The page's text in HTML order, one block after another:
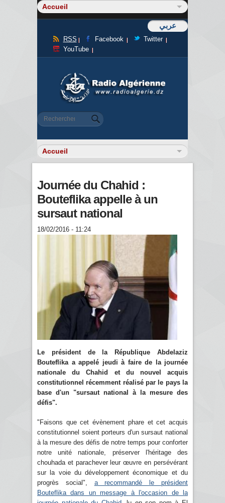
عربي
RSS Facebook
Twitter
YouTube
Formulaire de recherche
Rechercher
Journée du Chahid :
Bouteflika appelle à un
sursaut national
18/02/2016 - 11:24
Le président de la République Abdelaziz
Bouteflika a appelé jeudi à faire de la journée
nationale du Chahid et du nouvel acquis
constitutionnel récemment réalisé par le pays la
base d'un "sursaut national à la mesure des
défis".
"Faisons que cet évènement phare et cet acquis
constitutionnel soient porteurs d'un sursaut national
à la mesure des défis de notre temps pour conforter
notre unité nationale, préserver l'héritage des
chouhada et parachever leur œuvre en persévérant
sur la voie du développement économique et du
progrès social", a recommandé le président
Bouteflika dans un message à l'occasion de la